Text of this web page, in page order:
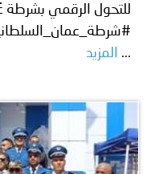
للتحول الرقمي بشرطة
...
المزيد